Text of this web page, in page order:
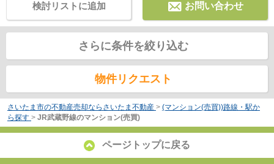
お問い合わせ
検討リストに追加
さらに条件を絞り込む
物件リクエスト
さいたま市の不動産売却ならさいたま不動産 > (マンション(売買))路線・駅か
ら探す > JR武蔵野線のマンション(売買)
ページトップに戻る